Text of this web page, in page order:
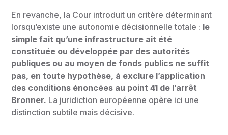
En revanche, la Cour introduit un critère déterminant
lorsqu’existe une autonomie décisionnelle totale : le
simple fait qu’une infrastructure ait été
constituée ou développée par des autorités
publiques ou au moyen de fonds publics ne suffit
pas, en toute hypothèse, à exclure l’application
des conditions énoncées au point 41 de l’arrêt
Bronner. La juridiction européenne opère ici une
distinction subtile mais décisive.